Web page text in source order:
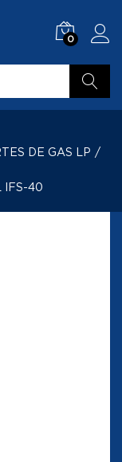
0
DE GAS LP /
IFS-40